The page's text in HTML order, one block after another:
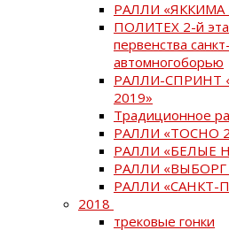
РАЛЛИ «ЯККИМА
ПОЛИТЕХ 2-й
первенства
автомногоборью
РАЛЛИ-СПРИНТ
2019»
Традиционное
РАЛЛИ «ТОСНО
РАЛЛИ «БЕЛЫЕ
РАЛЛИ «ВЫБОРГ
РАЛЛИ «САНКТ-
2018
трековые гонки